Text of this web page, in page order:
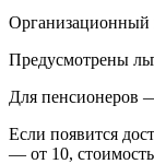
Организационный
Предусмотрены
Для пенсионеров
Если появится
— от 10,